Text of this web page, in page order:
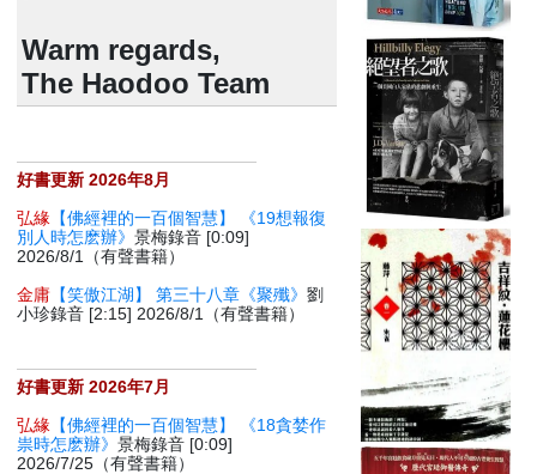
Warm regards,
The Haodoo Team
好書更新 2026年8月
弘緣 【佛經裡的一百個智慧】 《19想報復
別人時怎麽辦》景梅錄音 [0:09]
2026/8/1（有聲書籍）
金庸 【笑傲江湖】 第三十八章《聚殲》劉
小珍錄音 [2:15] 2026/8/1（有聲書籍）
好書更新 2026年7月
弘緣 【佛經裡的一百個智慧】 《18貪婪作
祟時怎麽辦》景梅錄音 [0:09]
2026/7/25（有聲書籍）